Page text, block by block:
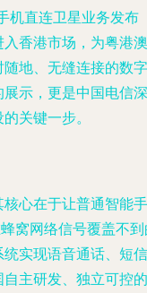
机直连卫星业务发布
香港市场，为粤港澳
地、无缝连接的数字
示，更是中国电信深
关键一步。
心在于让普通智能手
窝网络信号覆盖不
实现语音通话、短信
主研发、独立可控的